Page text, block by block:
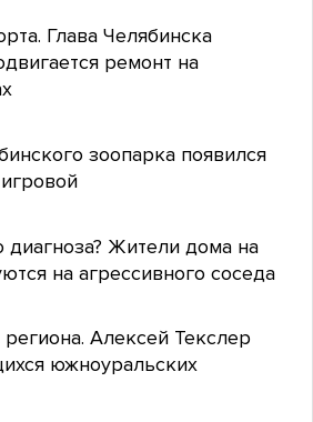
Глава Челябинска
ремонт на
зоопарка появился
диагноза? Жители дома на
на агрессивного соседа
Алексей Текслер
южноуральских